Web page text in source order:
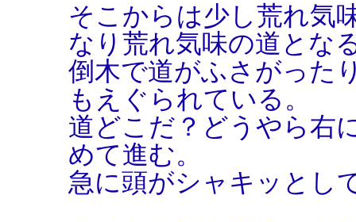
そこからは少し荒れ気
なり荒れ気味の道とな
倒木で道がふさがった
もえぐられている。
道どこだ？どうやら右
めて進む。
急に頭がシャキッとし